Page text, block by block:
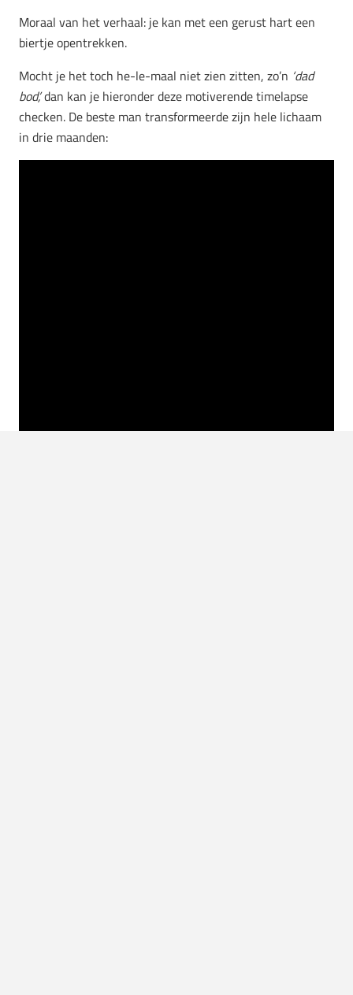
Moraal van het verhaal: je kan met een gerust hart een
biertje opentrekken.
Mocht je het toch he-le-maal niet zien zitten, zo’n ‘dad
bod’,dan kan je hieronder deze motiverende timelapse
checken. De beste man transformeerde zijn hele lichaam
in drie maanden: